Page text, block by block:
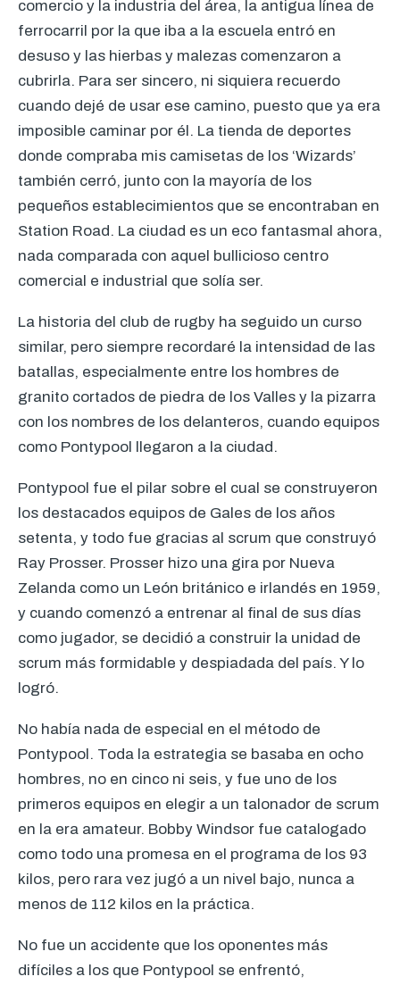
comercio y la industria del área, la antigua línea de
ferrocarril por la que iba a la escuela entró en
desuso y las hierbas y malezas comenzaron a
cubrirla. Para ser sincero, ni siquiera recuerdo
cuando dejé de usar ese camino, puesto que ya era
imposible caminar por él. La tienda de deportes
donde compraba mis camisetas de los ‘Wizards’
también cerró, junto con la mayoría de los
pequeños establecimientos que se encontraban en
Station Road. La ciudad es un eco fantasmal ahora,
nada comparada con aquel bullicioso centro
comercial e industrial que solía ser.
La historia del club de rugby ha seguido un curso
similar, pero siempre recordaré la intensidad de las
batallas, especialmente entre los hombres de
granito cortados de piedra de los Valles y la pizarra
con los nombres de los delanteros, cuando equipos
como Pontypool llegaron a la ciudad.
Pontypool fue el pilar sobre el cual se construyeron
los destacados equipos de Gales de los años
setenta, y todo fue gracias al scrum que construyó
Ray Prosser. Prosser hizo una gira por Nueva
Zelanda como un León británico e irlandés en 1959,
y cuando comenzó a entrenar al final de sus días
como jugador, se decidió a construir la unidad de
scrum más formidable y despiadada del país. Y lo
logró.
No había nada de especial en el método de
Pontypool. Toda la estrategia se basaba en ocho
hombres, no en cinco ni seis, y fue uno de los
primeros equipos en elegir a un talonador de scrum
en la era amateur. Bobby Windsor fue catalogado
como todo una promesa en el programa de los 93
kilos, pero rara vez jugó a un nivel bajo, nunca a
menos de 112 kilos en la práctica.
No fue un accidente que los oponentes más
difíciles a los que Pontypool se enfrentó,